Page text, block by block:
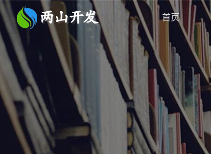
首页